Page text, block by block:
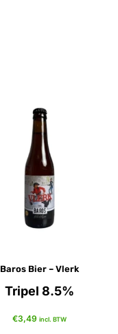
Baros Bier – Vlerk
Tripel 8.5%
€3,49 incl. BTW